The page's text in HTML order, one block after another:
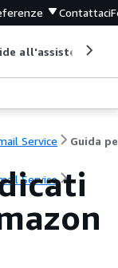
Contattaci
all'assistenza
Service
Service